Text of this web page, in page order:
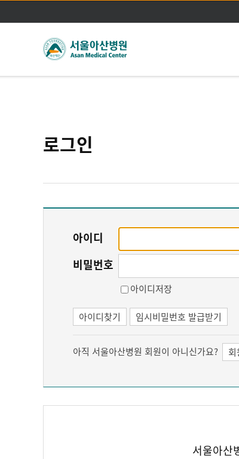
로그인
아이디
비밀번호
아이디저장
아이디찾기 임시비밀번호 발급받기
아직 서울아산병원 회원이 아니신가요? 회
서울아산